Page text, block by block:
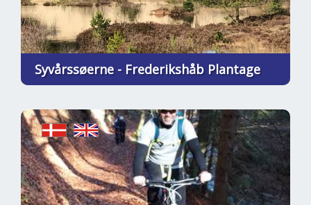
Syvårssøerne - Frederikshåb Plantage